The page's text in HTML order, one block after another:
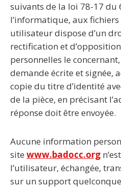
suivants de la loi 78-17 du
l’informatique, aux
utilisateur dispose d’un
rectification et
personnelles le
demande écrite et signée,
copie du titre d’identité
de la pièce, en précisant
réponse doit être envoyée.
Aucune information
site www.badocc.org
l’utilisateur, échangée,
sur un support